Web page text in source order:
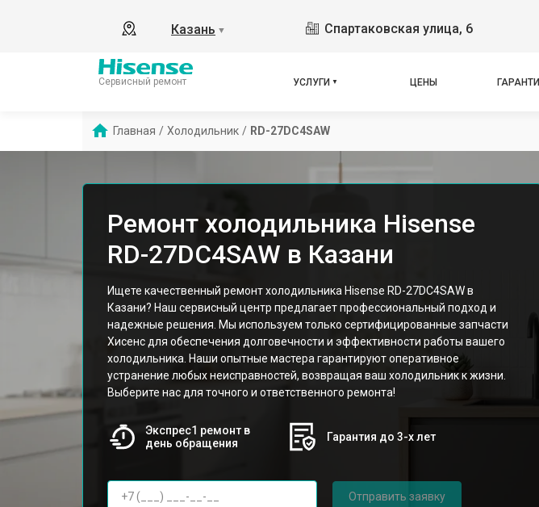
Казань ▼ Спартаковская улица, 6
Сервисный ремонт УСЛУГИ ЦЕНЫ
Главная / Холодильник / RD-27DC4SAW
Ремонт холодильника Hisense
RD-27DC4SAW в Казани
Ищете качественный ремонт холодильника Hisense RD-27DC4SAW в
Казани? Наш сервисный центр предлагает профессиональный подход и
надежные решения. Мы используем только сертифицированные запчасти
Хисенс для обеспечения долговечности и эффективности работы вашего
холодильника. Наши опытные мастера гарантируют оперативное
устранение любых неисправностей, возвращая ваш холодильник к жизни.
Выберите нас для точного и ответственного ремонта!
Экспрес1 ремонт в
день обращения
Гарантия до 3-х лет
Отправить заявку